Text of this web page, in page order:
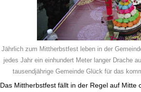
Jährlich zum Mittherbstfest leben in der
jedes Jahr ein einhundert Meter langer Drache
tausendjährige Gemeinde Glück für das
Das Mittherbstfest fällt in der Regel auf Mitte